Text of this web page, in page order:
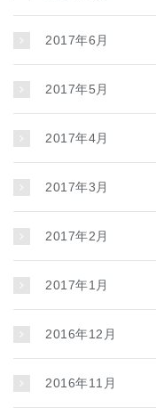
2017年6月
2017年5月
2017年4月
2017年3月
2017年2月
2017年1月
2016年12月
2016年11月